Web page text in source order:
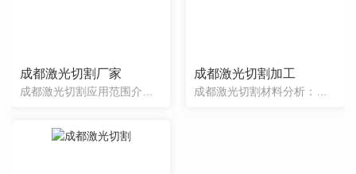
成都激光切割厂家
成都激光切割应用范围介绍：大多数激光切割机都由数控程序进行控制操作或做成切割机器人。激光切割作为一种精密的加工方法，几乎可以切割所有的材料，包括薄金属板的二维切割或三维切割。在汽车制造领域，小汽车顶窗等空间曲线的切割技术都已经获得广泛应用。德国大众汽车公司用功率为500W的激光器切割形状复杂的车身薄板及各种曲面件。在航...
成都激光切割加工
成都激光切割材料分析：结构钢该材料用氧气切割时会得到较好的结果。当用氧气作为加工气体时，切割边缘会轻微氧化。对于厚度达4mm的板材，可以用氮气作为加工气体进行高压切割。这种情况下，切割边缘不会被氧化。厚度在10mm以上的板材，对激光器使用特殊极板并且在加工中给工件表面涂油可以得到较好的效果。不锈钢在可以接受切割端面氧化...